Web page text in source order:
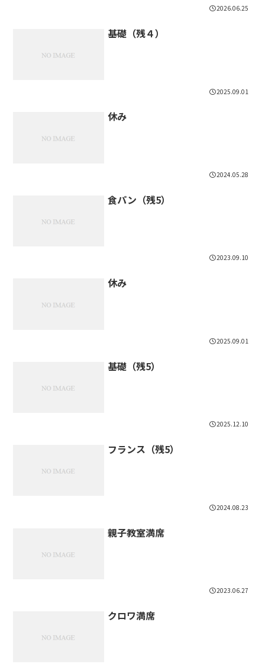
2026.06.25
基礎（残４）
2025.09.01
休み
2024.05.28
食パン（残5）
2023.09.10
休み
2025.09.01
基礎（残5）
2025.12.10
フランス（残5）
2024.08.23
親子教室満席
2023.06.27
クロワ満席